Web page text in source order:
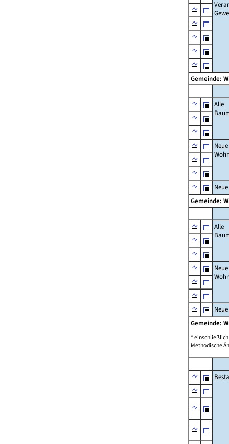
Gemeinde:
Alle
Neue
Gemeinde:
Alle
Neue
Gemeinde:
*
Methodische